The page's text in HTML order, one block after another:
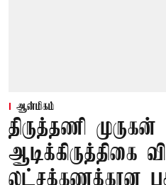
ஆன்மிகம்
திருத்தணி
ஆடிக்கிருத்திகை
லட்சக்கணக்கான